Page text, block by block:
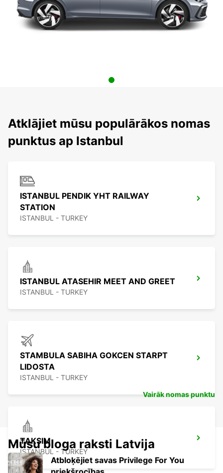
Atklājiet mūsu populārākos nomas
punktus ap Istanbul
ISTANBUL PENDIK YHT RAILWAY
STATION
ISTANBUL - TURKEY
ISTANBUL ATASEHIR MEET AND GREET
ISTANBUL - TURKEY
STAMBULA SABIHA GOKCEN STARPT
LIDOSTA
ISTANBUL - TURKEY
TAKSIM
ISTANBUL - TURKEY
Vairāk nomas punktu
Mūsu bloga raksti Latvija
Atbloķējiet savas Privilege For You